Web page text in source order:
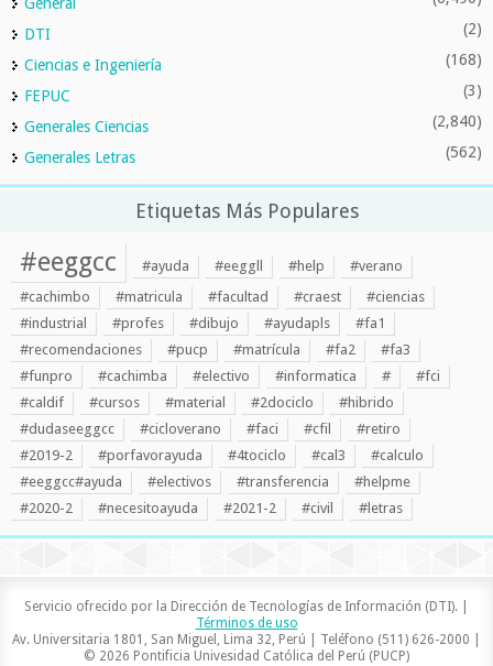
DTI (2)
Ciencias e Ingeniería (168)
FEPUC (3)
Generales Ciencias (2,840)
Generales Letras (562)
Etiquetas Más Populares
#eeggcc #ayuda #eeggll #help
#verano
#cachimbo
#matricula #facultad #craest
#ciencias
#industrial
#profes #dibujo #ayudapls
#fa1
#recomendaciones
#pucp #matrícula #fa2
#fa3
#funpro
#cachimba #electivo #informatica #
#fci
#caldif
#cursos #material #2dociclo
#hibrido
#dudaseeggcc
#cicloverano #faci #cfil
#retiro
#2019-2
#porfavorayuda #4tociclo #cal3
#calculo
#eeggcc#ayuda
#electivos #transferencia
#helpme
#2020-2
#necesitoayuda #2021-2 #civil #letras
Servicio ofrecido por la Dirección de Tecnologías de Información (DTI). |
Términos de uso
Av. Universitaria 1801, San Miguel, Lima 32, Perú | Teléfono (511) 626-2000 |
© 2026 Pontificia Univesidad Católica del Perú (PUCP)